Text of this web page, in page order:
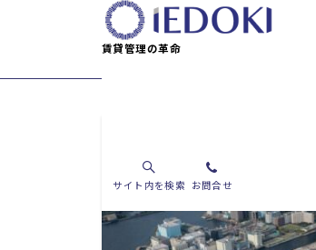
賃貸管理の革命
サイト内を検索 お問合せ